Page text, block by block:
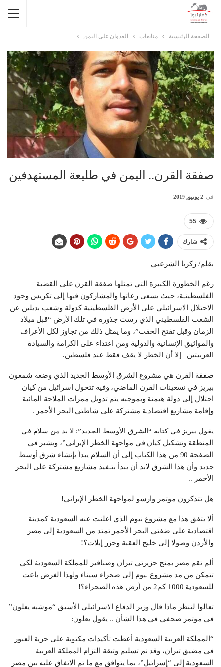
الصفحة الرئيسية متابعات العدوان على اليمن
صفقة القرن.. اليمن في طليعة المستهدفين
في 2 يونيو, 2019
55
شارك
بقلم/ زكريا الشرعبي
رغم الخطورة الكبيرة التي تمثلها صفقة القرن على القضية
الفلسطينية، حيث يسعى رعاتها والمشاركون فيها إلى تكريس وجود
الاحتلال الاسرائيلي على الأرض الفلسطينية كدولة وشعب بديلين عن
الشعب الفلسطيني الذي رست جذوره في تلك الأرض “قبل ميلاد
الزمان وقبل تفتح الحقب”، وما يمثل ذلك من تجاوز لكل الأعراف
والمواثيق الإنسانية والدولية ومن اعتداء على الكرامة والسيادة
العربيتين . إلا أن الخطر لا يقف فقط عند فلسطين.
صفقة القرن هي مشروع الشرق الأوسط الجديد الذي وضعه شمعون
بيريز في تسعينات القرن الماضي، وفيه تتحول اسرائيل من كيان
احتلال إلى دولة هيمنة وبموجبه يتم تدويل ممرات الملاحة المائية
وإقامة مشاريع اقتصادية مشتركة على شاطئي البحر الأحمر .
يقول بيريز في كتابه “الشرق الأوسط الجديد”: لا بد من سلام في
المنطقة وتشكيل كيان في مواجهة الخطر الإيراني”، ويشير في
الصفحة 90 من هذا الكتاب إلى أن السلام يبدأ بإنشاء شرق أوسط
جديد وأن هذا الشرق لابد أن يبدأ بتنفيذ مشاريع مشتركة على البحر
الأحمر ..
هل تتذكرون مؤتمر وارسو لمواجهة الخطر الإيراني!
ألا يتفق هذا مع مشروع نيوم الذي أعلنت عنه السعودية كمدينة
اقتصادية على ضفتي البحر الأحمر تمتد من السعودية إلى مصر
والأردن وصولا إلى خليج العقبة وجزر إيلات؟!
ألم تقم مصر بمنح جزيرتي تيران وصنافير للمملكة السعودية لكي
تتمكن من مد مشروع نيوم إلى صحراء سيناء ولهذا الغرض باعت
للسعودية 1000 كم2 من أرض هذه الصحراء؟!
تعالوا لننظر ماذا قال وزير الدفاع الاسرائيلي الأسبق “موشيه يعلون”
في مؤتمر صحفي في هذا الشأن .. يقول يعلون:
“المملكة العربية السعودية أعطت تأكيدات مكتوبة على حرية العبور
في مضيق تيران، وقد تم تسليم وثيقة التزام المملكة العربية
السعودية إلى “إسرائيل”، بما يتوافق مع ما تم الاتفاق عليه بين مصر